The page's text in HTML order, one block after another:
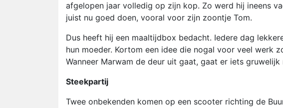
afgelopen jaar volledig op zijn kop. Zo werd hij ineens
juist nu goed doen, vooral voor zijn zoontje Tom.
Dus heeft hij een maaltijdbox bedacht. Iedere dag
hun moeder. Kortom een idee die nogal voor veel werk
Wanneer Marwam de deur uit gaat, gaat er iets gruwelijk
Steekpartij
Twee onbekenden komen op een scooter richting de